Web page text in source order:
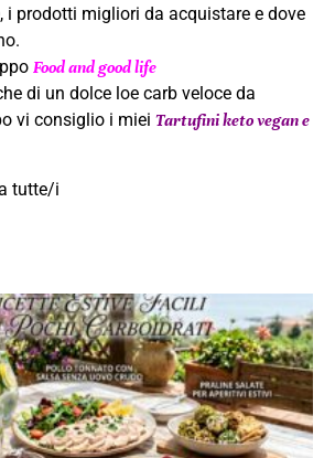
i prodotti migliori da acquistare e dove
Food and good life
di un dolce loe carb veloce da
vi consiglio i miei Tartufini keto vegan e
tutte/i